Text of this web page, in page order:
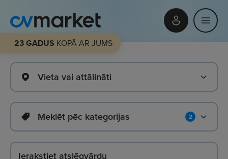
23 GADUS KOPĀ AR JUMS
Vieta vai attālināti
Meklēt pēc kategorijas 2